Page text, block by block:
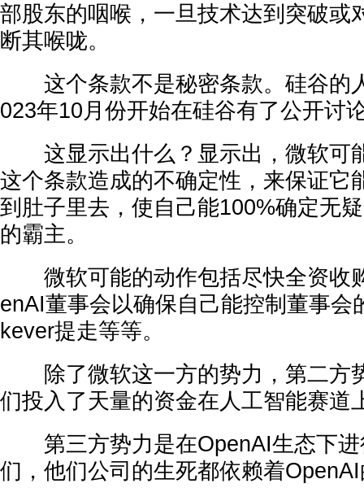
部股东的咽喉，一旦技术达到突破或
断其喉咙。
这个条款不是秘密条款。硅谷的
023年10月份开始在硅谷有了公开讨
这显示出什么？显示出，微软可
这个条款造成的不确定性，来保证它
到肚子里去，使自己能100%确定无
的霸主。
微软可能的动作包括尽快全资收
enAI董事会以确保自己能控制董事会
kever提走等等。
除了微软这一方的势力，第二方
们投入了天量的资金在人工智能赛道
第三方势力是在OpenAI生态下进
们，他们公司的生死都依赖着